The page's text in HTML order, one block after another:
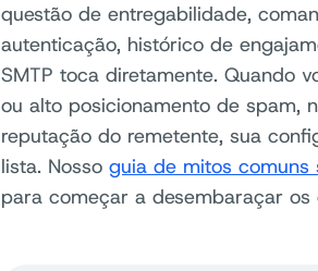
questão de entregabilidade,
autenticação, histórico de
SMTP toca diretamente. Quando
ou alto posicionamento de spam,
reputação do remetente, sua
lista. Nosso guia de mitos
para começar a desembaraçar os